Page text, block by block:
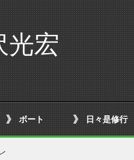
光宏
ボート 日々是修行